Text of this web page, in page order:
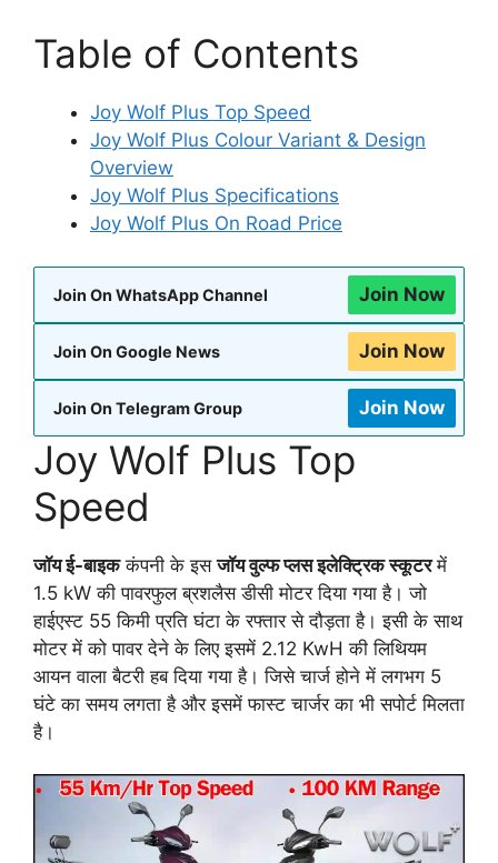
Table of Contents
Joy Wolf Plus Top Speed
Joy Wolf Plus Colour Variant & Design
Overview
Joy Wolf Plus Specifications
Joy Wolf Plus On Road Price
Join On WhatsApp Channel Join Now
Join On Google News Join Now
Join On Telegram Group Join Now
Joy Wolf Plus Top
Speed
जॉय ई-बाइककंपनी के इसजॉय वुल्फ प्लस इलेक्ट्रिक स्कूटरमें
1.5 kW की पावरफुल ब्रशलैस डीसी मोटर दिया गया है। जो
हाईएस्ट 55 किमी प्रति घंटा के रफ्तार से दौड़ता है। इसी के साथ
मोटर में को पावर देने के लिए इसमें 2.12 KwH की लिथियम
आयन वाला बैटरी हब दिया गया है। जिसे चार्ज होने में लगभग 5
घंटे का समय लगता है और इसमें फास्ट चार्जर का भी सपोर्ट मिलता
है।